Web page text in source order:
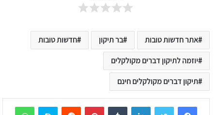
אתר חדשות טובות בר תיקון חדשות טובות
יוזמה לתיקון דברים מקולקלים
תיקון דברים מקולקלים חינם
LinkedIn
Tumblr
Pinterest
Reddit
Skype